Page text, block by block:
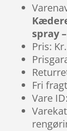
spray
Pris:
Fri
Vare